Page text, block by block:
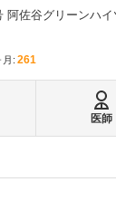
阿佐谷グリーンハイ
月: 261
医師